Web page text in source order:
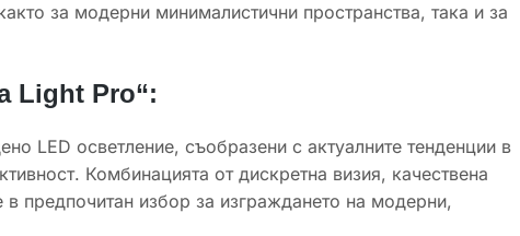
за модерни минималистични пространства, така и за
Light Pro“:
LED осветление, съобразени с актуалните тенденции в
Комбинацията от дискретна визия, качествена
предпочитан избор за изграждането на модерни,